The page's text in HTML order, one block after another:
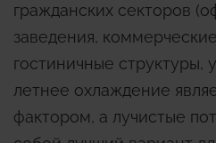
гражданских секторов
заведения,
гостиничные структуры,
летнее охлаждение
фактором, а лучистые